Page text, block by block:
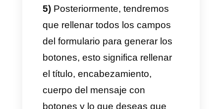
los dos tipos de botones más
utilizados para las
conversaciones en WhatsApp,
es hora de aprender a usarlos y
sobre todo, a crearlos.